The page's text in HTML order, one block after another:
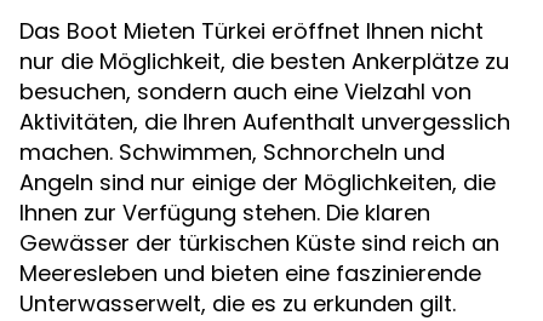
Das Boot Mieten Türkei eröffnet Ihnen nicht
nur die Möglichkeit, die besten Ankerplätze zu
besuchen, sondern auch eine Vielzahl von
Aktivitäten, die Ihren Aufenthalt unvergesslich
machen. Schwimmen, Schnorcheln und
Angeln sind nur einige der Möglichkeiten, die
Ihnen zur Verfügung stehen. Die klaren
Gewässer der türkischen Küste sind reich an
Meeresleben und bieten eine faszinierende
Unterwasserwelt, die es zu erkunden gilt.